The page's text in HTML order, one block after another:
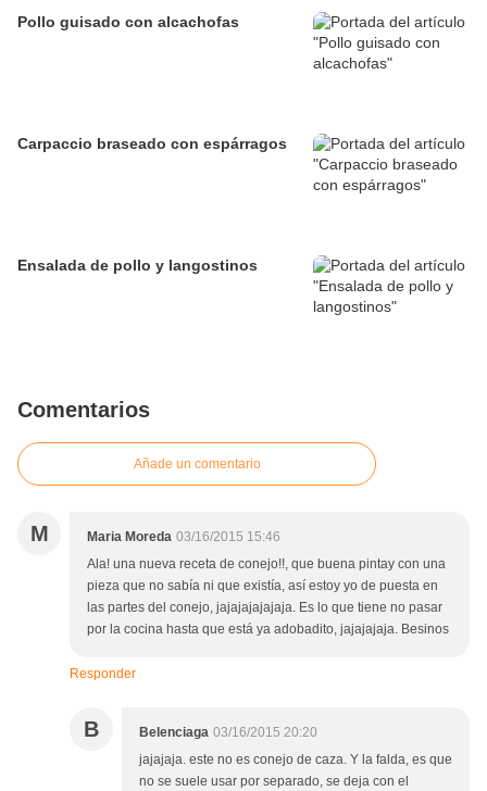
Pollo guisado con alcachofas
Carpaccio braseado con espárragos
Ensalada de pollo y langostinos
Comentarios
Añade un comentario
M Maria Moreda 03/16/2015 15:46
Ala! una nueva receta de conejo!!, que buena pintay con una
pieza que no sabía ni que existía, así estoy yo de puesta en
las partes del conejo, jajajajajajaja. Es lo que tiene no pasar
por la cocina hasta que está ya adobadito, jajajajaja. Besinos
Responder
B Belenciaga 03/16/2015 20:20
jajajaja. este no es conejo de caza. Y la falda, es que
no se suele usar por separado, se deja con el